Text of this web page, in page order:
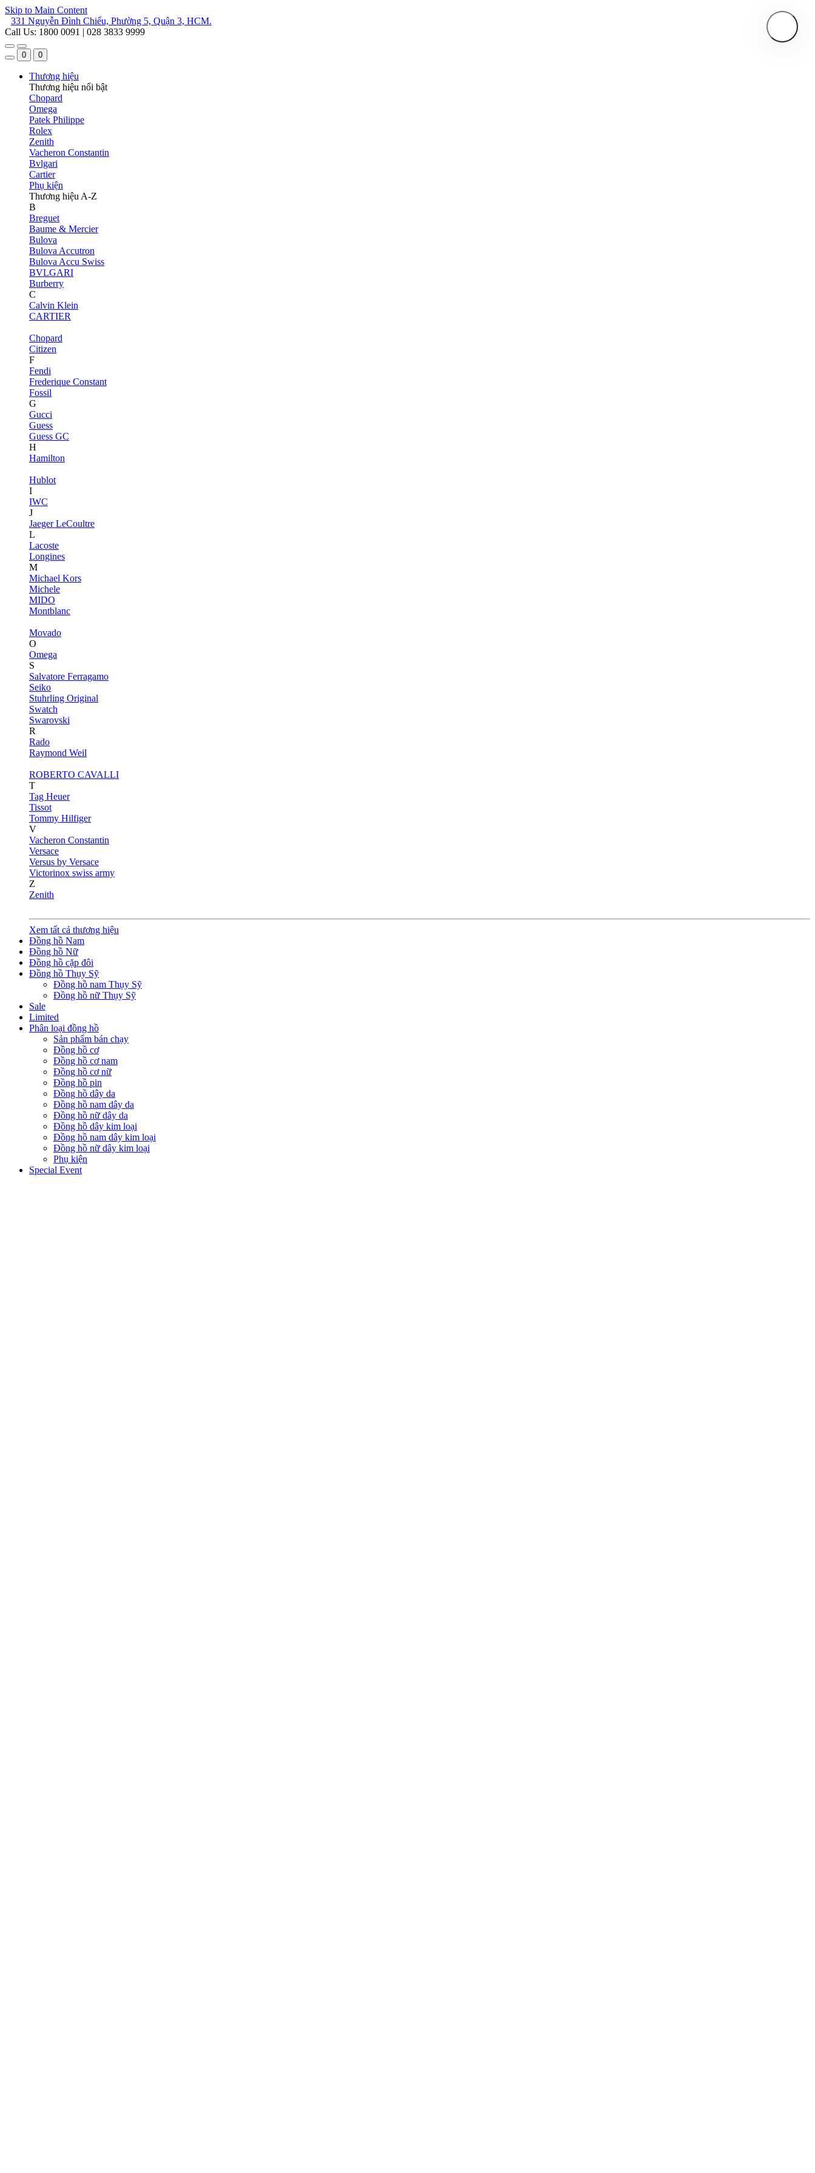
Skip to Main Content
331 Nguyễn Đình Chiểu, Phường 5, Quận 3, HCM.
Call Us: 1800 0091 | 028 3833 9999
0 0
Thương hiệu
Thương hiệu nổi bật
Chopard
Omega
Patek Philippe
Rolex
Zenith
Vacheron Constantin
Bvlgari
Cartier
Phụ kiện
Thương hiệu A-Z
B
Breguet
Baume & Mercier
Bulova
Bulova Accutron
Bulova Accu Swiss
BVLGARI
Burberry
C
Calvin Klein
CARTIER
Chopard
Citizen
F
Fendi
Frederique Constant
Fossil
G
Gucci
Guess
Guess GC
H
Hamilton
Hublot
I
IWC
J
Jaeger LeCoultre
L
Lacoste
Longines
M
Michael Kors
Michele
MIDO
Montblanc
Movado
O
Omega
S
Salvatore Ferragamo
Seiko
Stuhrling Original
Swatch
Swarovski
R
Rado
Raymond Weil
ROBERTO CAVALLI
T
Tag Heuer
Tissot
Tommy Hilfiger
V
Vacheron Constantin
Versace
Versus by Versace
Victorinox swiss army
Z
Zenith
Xem tất cả thương hiệu
Đồng hồ Nam
Đồng hồ Nữ
Đồng hồ cặp đôi
Đồng hồ Thụy Sỹ
Đồng hồ nam Thụy Sỹ
Đồng hồ nữ Thụy Sỹ
Sale
Limited
Phân loại đồng hồ
Sản phẩm bán chạy
Đồng hồ cơ
Đồng hồ cơ nam
Đồng hồ cơ nữ
Đồng hồ pin
Đồng hồ dây da
Đồng hồ nam dây da
Đồng hồ nữ dây da
Đồng hồ dây kim loại
Đồng hồ nam dây kim loại
Đồng hồ nữ dây kim loại
Phụ kiện
Special Event